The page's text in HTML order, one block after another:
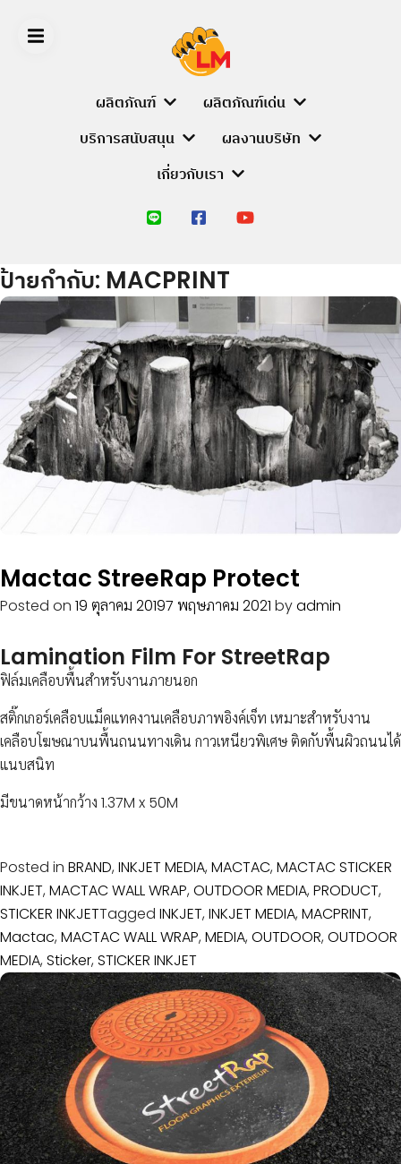
ผลิตภัณฑ์
ผลิตภัณฑ์เด่น
บริการสนับสนุน
ผลงานบริษัท
เกี่ยวกับเรา
หลัก
ผลิตภัณฑ์
PRODUCT
BRANDS
ALUMINIUM
COMPOSITE
LIPONIX
LED
STICKER
INKJET
MEDIA
ACCESSORIES
ผลิตภัณฑ์
เด่น
บริการ
สนับสนุน
ผล
งาน
เกี่ยว
กับ
เรา
ประวัติ
ความ
เป็นมา
โปร
โมชั่น
สินค้า
การ
ชำระ
เงิน
คำถาม
ป้ายกำกับ: MACPRINT
Mactac StreeRap Protect
Posted on 19 ตุลาคม 20197 พฤษภาคม 2021 byadmin
Lamination Film For StreetRap
ฟิล์มเคลือบพื้นสำหรับงานภายนอก
สติ๊กเกอร์เคลือบแม็คแทคงานเคลือบภาพอิงค์เจ็ท เหมาะสำหรับงาน
เคลือบโฆษณาบนพื้นถนนทางเดิน กาวเหนียวพิเศษ ติดกับพื้นผิวถนนได้
แนบสนิท
มีขนาดหน้ากว้าง 1.37M x 50M
Posted in BRAND, INKJET MEDIA, MACTAC, MACTAC STICKER
INKJET, MACTAC WALL WRAP, OUTDOOR MEDIA, PRODUCT,
STICKER INKJETTagged INKJET, INKJET MEDIA, MACPRINT,
Mactac, MACTAC WALL WRAP, MEDIA, OUTDOOR, OUTDOOR
MEDIA, Sticker, STICKER INKJET